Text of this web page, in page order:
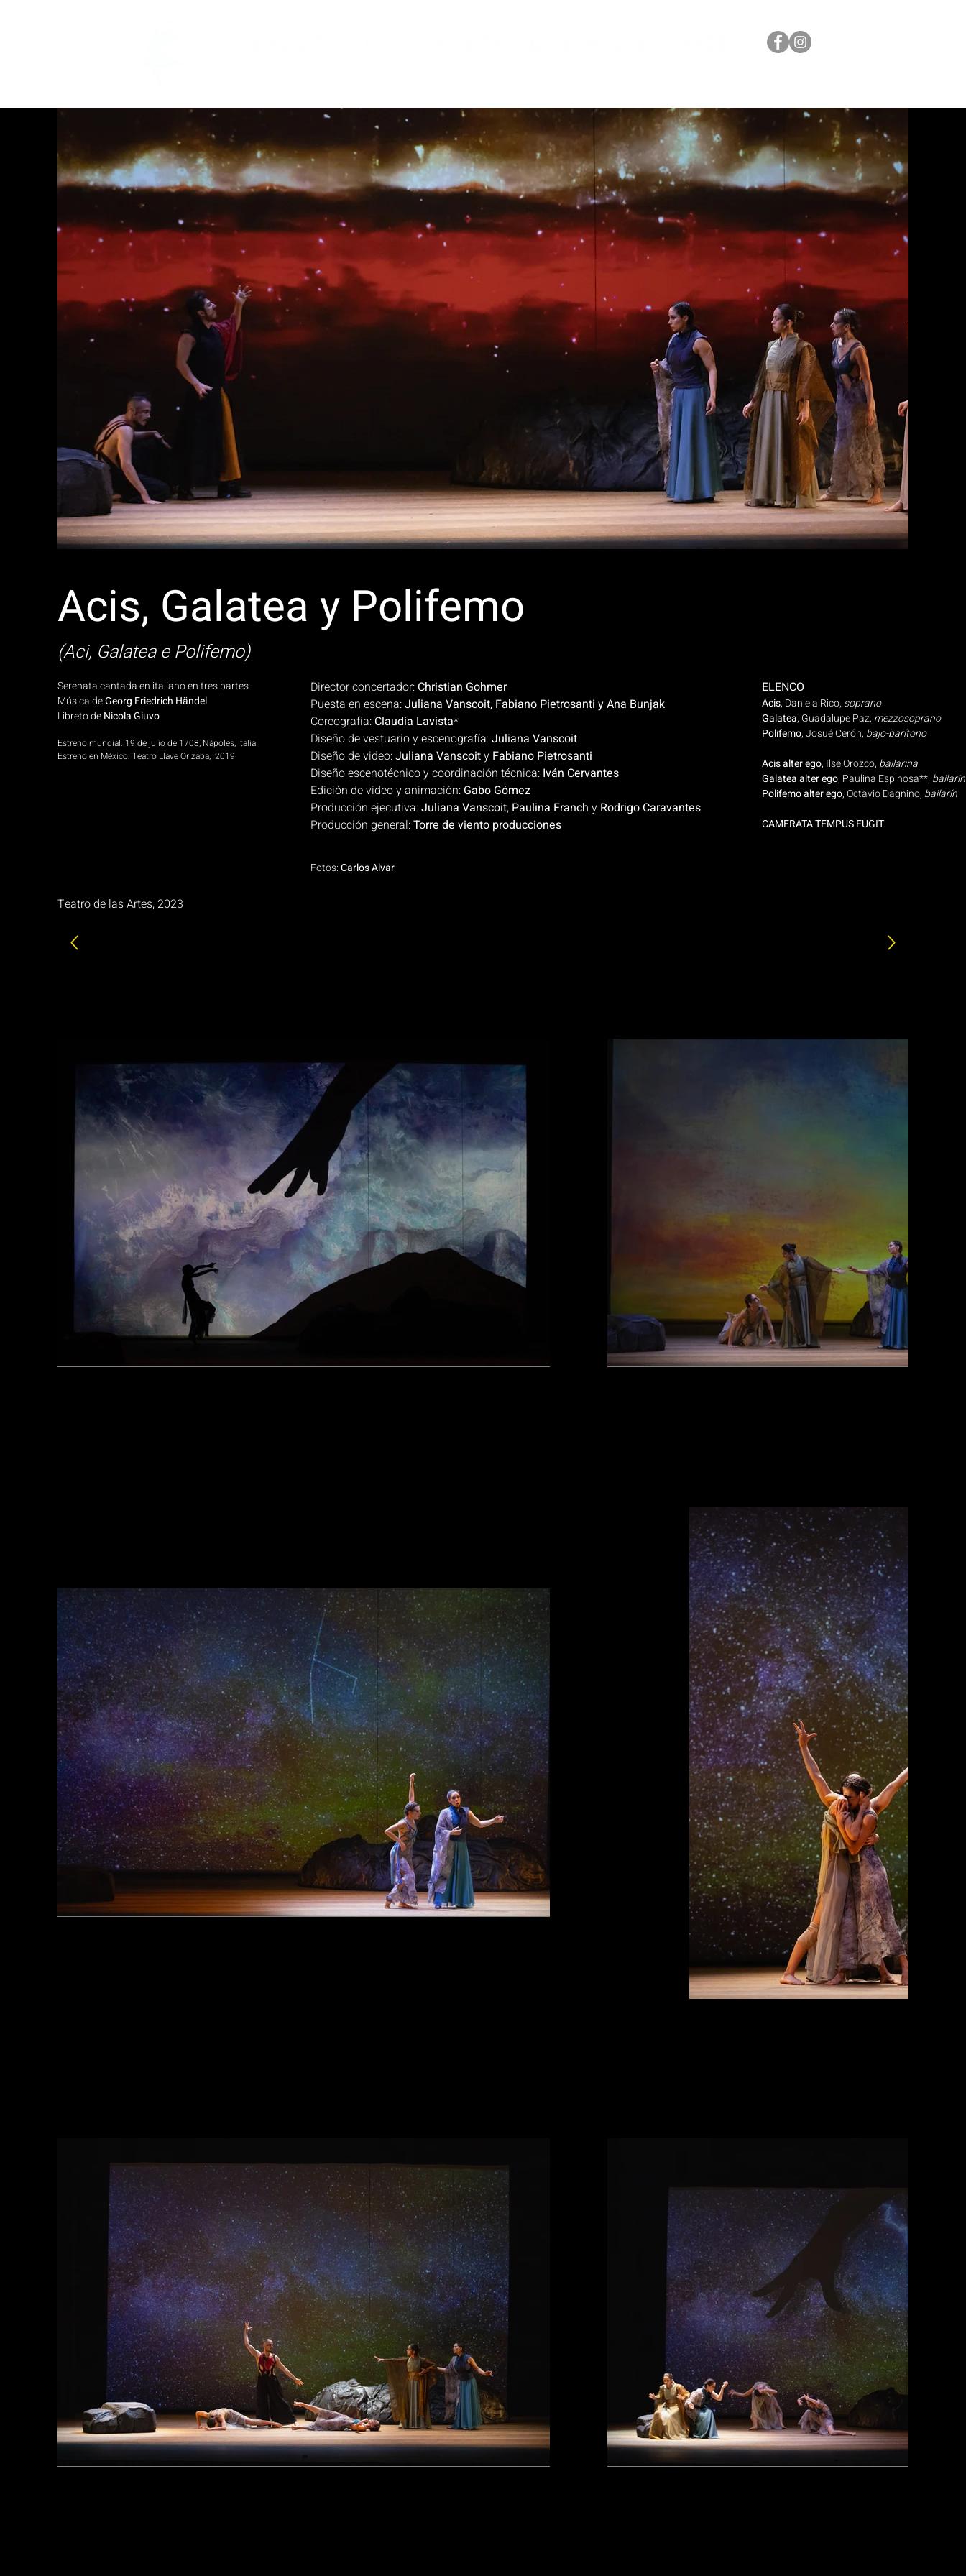
Acis, Galatea y Polifemo
(Aci, Galatea e Polifemo)
Serenata cantada en italiano en tres partes
Música deGeorg Friedrich Händel
Libreto deNicola Giuvo
Estreno mundial: 19 de julio de 1708, Nápoles, Italia
Estreno en México: Teatro Llave Orizaba, 2019
Director concertador: Christian Gohmer
Puesta en escena:Juliana Vanscoit, Fabiano Pietrosanti y Ana Bunjak
Coreografía: Claudia Lavista*
Diseño de vestuario y escenografía:Juliana Vanscoit
Diseño de video:Juliana Vanscoity Fabiano Pietrosanti
Diseño escenotécnico y coordinación técnica: Iván Cervantes
Edición de video y animación: Gabo Gómez
Producción ejecutiva:Juliana Vanscoit, Paulina Franch y Rodrigo Caravantes
Producción general:Torre de viento producciones
Fotos:Carlos Alvar
ELENCO
Acis, Daniela Rico, soprano
Galatea, Guadalupe Paz, mezzosoprano
Polifemo, Josué Cerón, bajo-barítono
Acis alter ego, Ilse Orozco, bailarina
Galatea alter ego, Paulina Espinosa**,
Polifemo alter ego, Octavio Dagnino, bailarín
CAMERATA TEMPUS FUGIT
Teatro de las Artes, 2023